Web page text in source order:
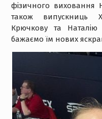
фізичного виховання
також випускниць
Крючкову та
бажаємо їм нових